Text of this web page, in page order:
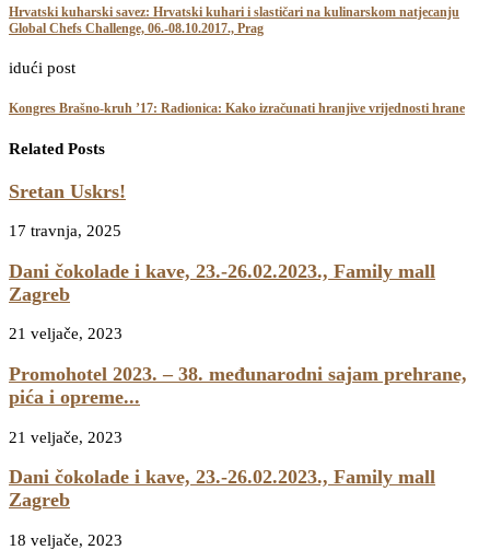
Hrvatski kuharski savez: Hrvatski kuhari i slastičari na kulinarskom natjecanju
Global Chefs Challenge, 06.-08.10.2017., Prag
idući post
Kongres Brašno-kruh ’17: Radionica: Kako izračunati hranjive vrijednosti hrane
Related Posts
Sretan Uskrs!
17 travnja, 2025
Dani čokolade i kave, 23.-26.02.2023., Family mall
Zagreb
21 veljače, 2023
Promohotel 2023. – 38. međunarodni sajam prehrane,
pića i opreme...
21 veljače, 2023
Dani čokolade i kave, 23.-26.02.2023., Family mall
Zagreb
18 veljače, 2023